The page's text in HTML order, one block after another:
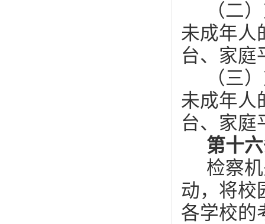
（二
未成年人
台、家庭
（三
未成年人
台、家庭
第十
检察
动，将校
各学校的